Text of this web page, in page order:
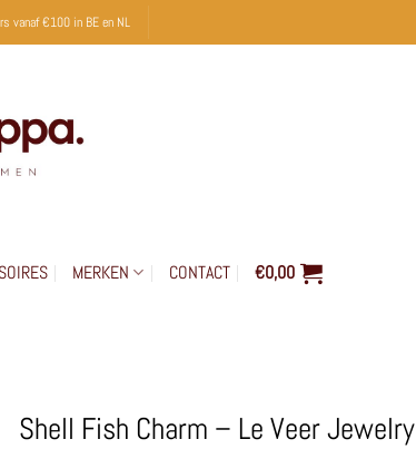
vanaf €100 in BE en NL
MERKEN CONTACT €0,00
Shell Fish Charm – Le Veer Jewelry